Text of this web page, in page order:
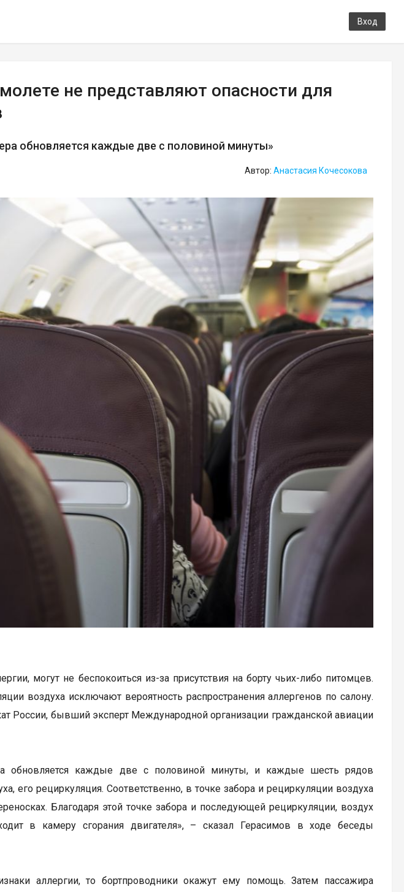
Вход
не представляют опасности для
обновляется каждые две с половиной минуты»
Автор: Анастасия Кочесокова
могут не беспокоиться из-за присутствия на борту чьих-либо питомцев.
воздуха исключают вероятность распространения аллергенов по салону.
России, бывший эксперт Международной организации гражданской авиации
обновляется каждые две с половиной минуты, и каждые шесть рядов
его рециркуляция. Соответственно, в точке забора и рециркуляции воздуха
Благодаря этой точке забора и последующей рециркуляции, воздух
в камеру сгорания двигателя», – сказал Герасимов в ходе беседы
аллергии, то бортпроводники окажут ему помощь. Затем пассажира